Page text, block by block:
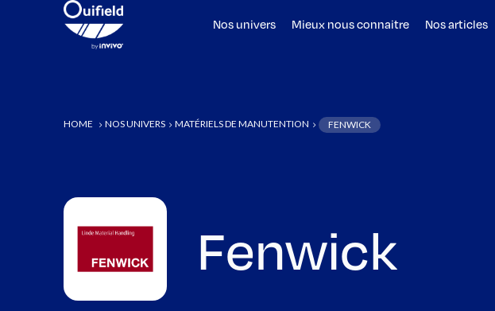
Nos univers Mieux nous connaitre Nos articles
HOME 5 NOS UNIVERS 5 MATÉRIELS DE MANUTENTION 5 FENWICK
Fenwick